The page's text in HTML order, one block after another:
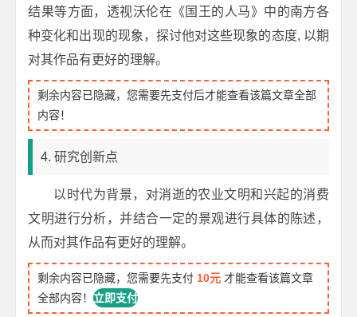
结果等方面，透视沃伦在《国王的人马》中的南方各
种变化和出现的现象，探讨他对这些现象的态度, 以期
对其作品有更好的理解。
剩余内容已隐藏，您需要先支付后才能查看该篇文章全部
内容！
4. 研究创新点
以时代为背景，对消逝的农业文明和兴起的消费
文明进行分析，并结合一定的景观进行具体的陈述，
从而对其作品有更好的理解。
剩余内容已隐藏，您需要先支付 10元 才能查看该篇文章
全部内容！立即支付